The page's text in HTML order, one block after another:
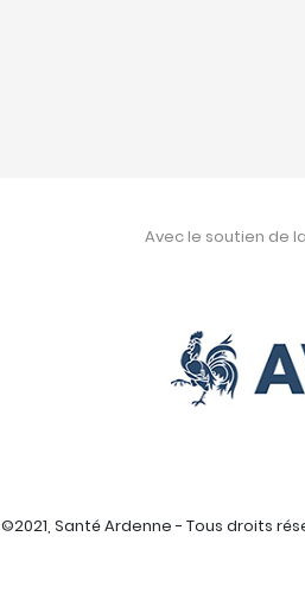
Avec le soutien de
©2021, Santé Ardenne - Tous droits